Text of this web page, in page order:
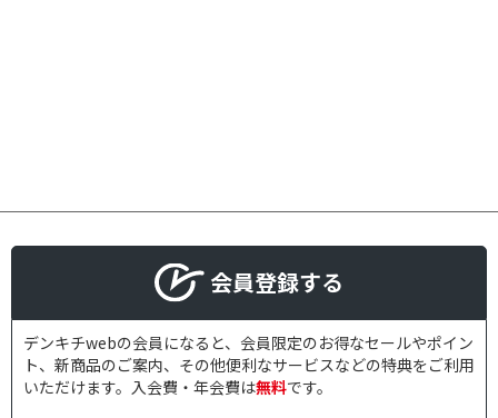
会員登録する
デンキチwebの会員になると、会員限定のお得なセールやポイン
ト、新商品のご案内、その他便利なサービスなどの特典をご利用
いただけます。入会費・年会費は無料です。